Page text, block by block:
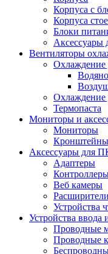
Корпуса с
Корпуса
Блоки
Аксессуары
Вентиляторы
Охлаждение
Охлаждение
Термопаста
Мониторы и
Мониторы
Кронштейны
Аксессуары для
Адаптеры
Веб камеры
Устройства
Устройства ввода
Проводные
Проводные